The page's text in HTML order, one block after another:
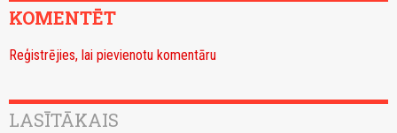
KOMENTĒT
Reģistrējies, lai pievienotu komentāru
LASĪTĀKAIS